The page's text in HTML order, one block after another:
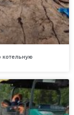
котельную